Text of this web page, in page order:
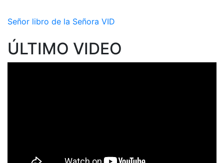
Señor libro de la Señora VID
ÚLTIMO VIDEO